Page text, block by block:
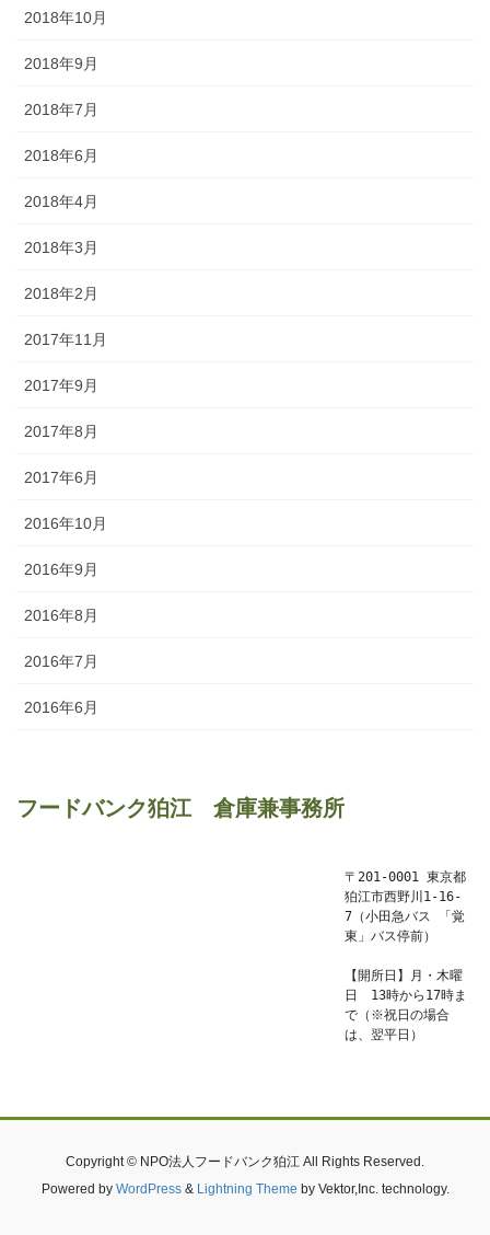
2018年10月
2018年9月
2018年7月
2018年6月
2018年4月
2018年3月
2018年2月
2017年11月
2017年9月
2017年8月
2017年6月
2016年10月
2016年9月
2016年8月
2016年7月
2016年6月
フードバンク狛江　倉庫兼事務所
〒201-0001 東京都
狛江市西野川1-16-
7（小田急バス 「覚
東」バス停前）
【開所日】月・木曜
日　13時から17時ま
で（※祝日の場合
は、翌平日）
Copyright © NPO法人フードバンク狛江 All Rights Reserved.
Powered by WordPress& Lightning Theme by Vektor,Inc. technology.